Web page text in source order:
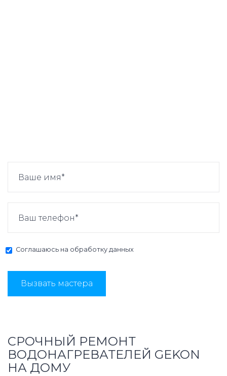
Соглашаюсь на обработку данных
Вызвать мастера
СРОЧНЫЙ РЕМОНТ
ВОДОНАГРЕВАТЕЛЕЙ GEKON
НА ДОМУ